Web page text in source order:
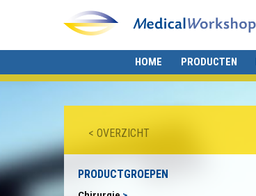
HOME PRODUCTEN
< OVERZICHT
PRODUCTGROEPEN